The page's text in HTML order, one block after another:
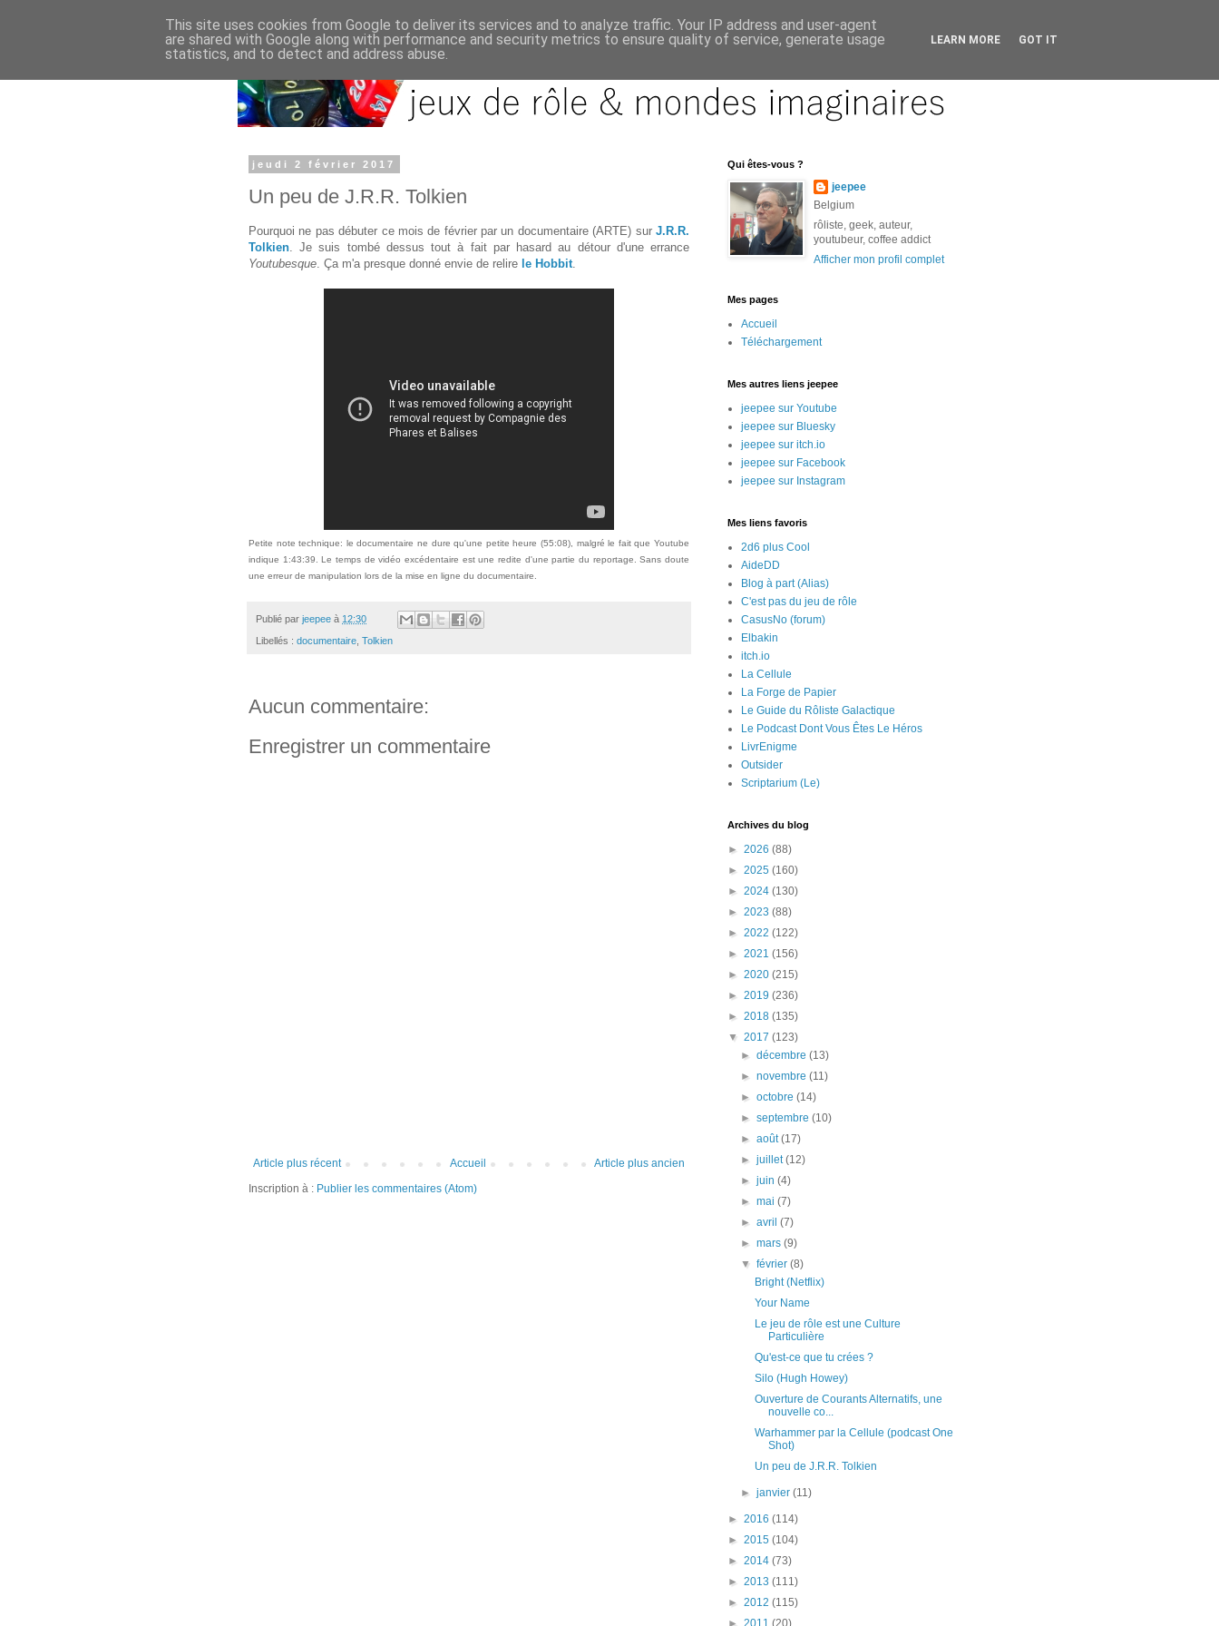
jeudi 2 février 2017
Un peu de J.R.R. Tolkien
Pourquoi ne pas débuter ce mois de février par un documentaire (ARTE) sur J.R.R.
Tolkien . Je suis tombé dessus tout à fait par hasard au détour d'une errance
Youtubesque . Ça m'a presque donné envie de relire le Hobbit
Petite note technique: le documentaire ne dure qu'une petite heure (55:08), malgré le fait que Youtube
indique 1:43:39. Le temps de vidéo excédentaire est une redite d'une partie du reportage. Sans doute
une erreur de manipulation lors de la mise en ligne du documentaire.
Publié par jeepee à 12:30
Libellés : documentaire Tolkien
Aucun commentaire:
Enregistrer un commentaire
Article plus récent Article plus ancien
Accueil
Inscription à : Publier les commentaires (Atom)
Qui êtes-vous ?
jeepee
Belgium
rôliste, geek, auteur,
youtubeur, coffee addict
Afficher mon profil complet
Mes pages
Accueil
Téléchargement
Mes autres liens jeepee
jeepee sur Youtube
jeepee sur Bluesky
jeepee sur itch.io
jeepee sur Facebook
jeepee sur Instagram
Mes liens favoris
2d6 plus Cool
AideDD
Blog à part (Alias)
C'est pas du jeu de rôle
CasusNo (forum)
Elbakin
itch.io
La Cellule
La Forge de Papier
Le Guide du Rôliste Galactique
Le Podcast Dont Vous Êtes Le Héros
LivrEnigme
Outsider
Scriptarium (Le)
Archives du blog
► 2026 (88)
► 2025 (160)
► 2024 (130)
► 2023 (88)
► 2022 (122)
► 2021 (156)
► 2020 (215)
► 2019 (236)
► 2018 (135)
▼ 2017 (123)
►décembre(13)
►novembre(11)
►octobre(14)
►septembre(10)
►août(17)
►juillet(12)
►juin(4)
►mai(7)
►avril(7)
►mars(9)
▼février(8)
Bright (Netflix)
Your Name
Le jeu de rôle est une Culture
Particulière
Qu'est-ce que tu crées ?
Silo (Hugh Howey)
Ouverture de Courants Alternatifs, une
nouvelle co...
Warhammer par la Cellule (podcast One
Shot)
Un peu de J.R.R. Tolkien
►janvier(11)
► 2016 (114)
► 2015 (104)
► 2014 (73)
► 2013 (111)
► 2012 (115)
► 2011 (20)
This site uses cookies from Google to deliver its services and to analyze traffic. Your IP address and user-agent
are shared with Google along with performance and security metrics to ensure quality of service, generate usage
statistics, and to detect and address abuse.
LEARN MORE GOT IT